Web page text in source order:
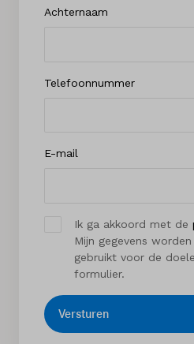
Achternaam
Telefoonnummer
E-mail
Ik ga akkoord met de
Mijn gegevens
gebruikt voor de
formulier.
Versturen